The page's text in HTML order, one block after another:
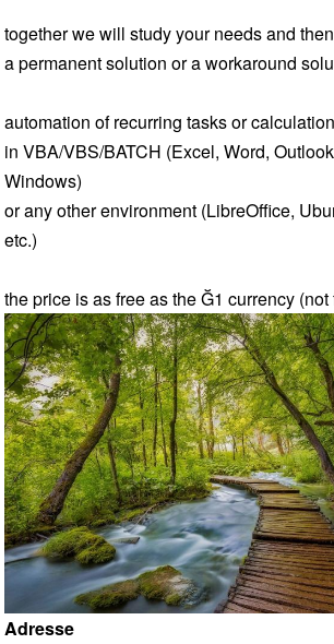
together we will study your needs and
a permanent solution or a workaround
automation of recurring tasks or
in VBA/VBS/BATCH (Excel, Word,
Windows)
or any other environment (LibreOffice,
etc.)
the price is as free as the Ğ1 currency (not
Image
Adresse